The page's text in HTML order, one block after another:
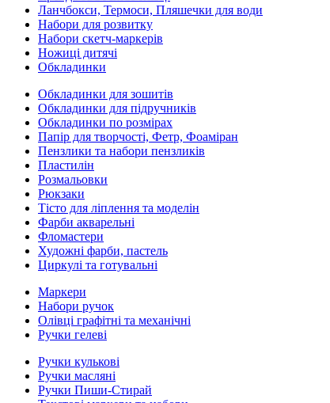
Ланчбокси, Термоси, Пляшечки для води
Набори для розвитку
Набори скетч-маркерів
Ножиці дитячі
Обкладинки
Обкладинки для зошитів
Обкладинки для підручників
Обкладинки по розмірах
Папір для творчості, Фетр, Фоаміран
Пензлики та набори пензликів
Пластилін
Розмальовки
Рюкзаки
Тісто для ліплення та моделін
Фарби акварельні
Фломастери
Художні фарби, пастель
Циркулі та готувальні
Маркери
Набори ручок
Олівці графітні та механічні
Ручки гелеві
Ручки кулькові
Ручки масляні
Ручки Пиши-Стирай